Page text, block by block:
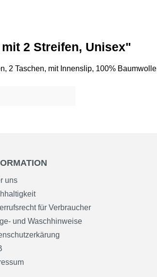
2 Streifen, Unisex"
2 Taschen, mit Innenslip, 100% Baumwolle
uns
für Verbraucher
und Waschhinweise